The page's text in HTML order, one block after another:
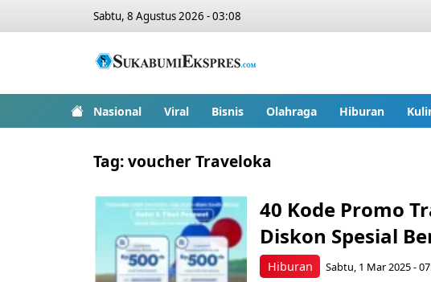
Sabtu, 8 Agustus 2026 - 03:08
Nasional Viral Bisnis Olahraga Hiburan
Tag:voucher Traveloka
Hiburan
40 Kode Promo
Diskon Spesial
Sabtu, 1 Mar 2025 -